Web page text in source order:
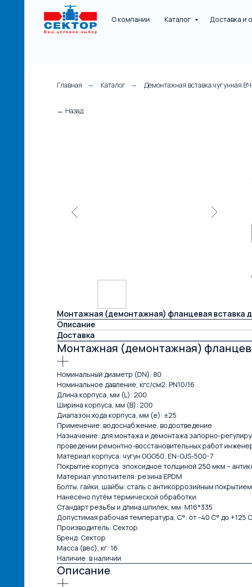
О компании Каталог Доставка и
Главная → Каталог → Демонтажная вставка чугунная
← Назад
Монтажная (демонтажная) фланцевая вставка
Описание
Доставка
Монтажная (демонтажная)
Номинальный диаметр (DN): 80
Номинальное давление, кгс/см2: PN10/16
Длина корпуса, мм (L): 200
Ширина корпуса, мм (B): 200
Диапазон хода корпуса, мм (e): ±25
Применение: водоснабжение, водоотведение
Назначение: для монтажа и демонтажа запорно-
проведении ремонтно-восстановительных работ
Материал корпуса: чугун GGG50, EN-GJS-500-7
Покрытие корпуса: эпоксидное толщиной 250 мкм –
Материал уплотнителя: резина EPDM
Болты, гайки, шайбы: сталь с антикоррозийным
Нанесено путём термической обработки.
Стандарт резьбы и длина шпилек, мм: М16*335
Допустимая рабочая температура, С°: от -40 С° до +125
Производитель: Сектор
Бренд: Сектор
Масса (вес), кг: 16
Наличие: в наличии
Описание